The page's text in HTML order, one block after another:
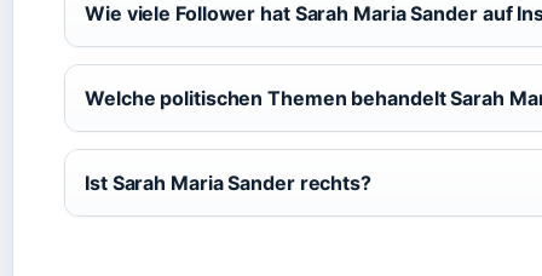
Wie viele Follower hat Sarah Maria Sander auf
Welche politischen Themen behandelt Sarah
Ist Sarah Maria Sander rechts?